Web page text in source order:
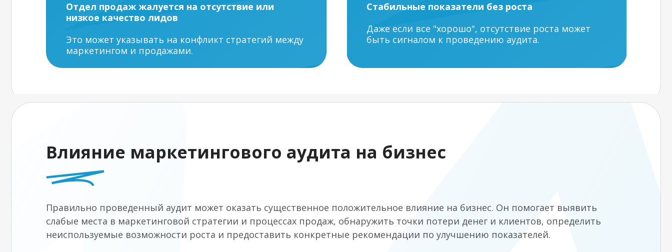
Отдел продаж жалуется на отсутствие или
низкое качество лидов
Это может указывать на конфликт стратегий между
маркетингом и продажами.
Стабильные показатели без роста
Даже если все "хорошо", отсутствие роста может
быть сигналом к проведению аудита.
Влияние маркетингового аудита на бизнес
Правильно проведенный аудит может оказать существенное положительное влияние на бизнес. Он помогает выявить
слабые места в маркетинговой стратегии и процессах продаж, обнаружить точки потери денег и клиентов, определить
неиспользуемые возможности роста и предоставить конкретные рекомендации по улучшению показателей.